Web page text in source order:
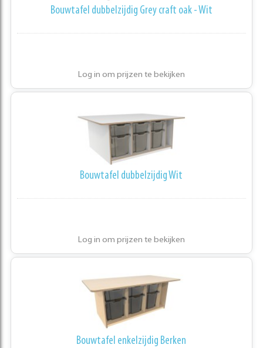
Bouwtafel dubbelzijdig Grey craft oak - Wit
Log in om prijzen te bekijken
Bouwtafel dubbelzijdig Wit
Log in om prijzen te bekijken
Bouwtafel enkelzijdig Berken